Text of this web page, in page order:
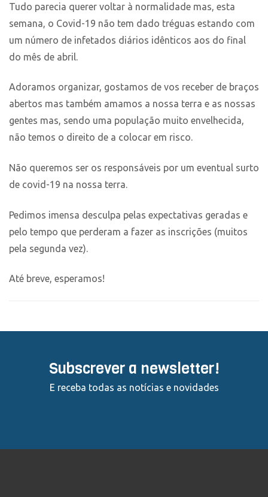
Tudo parecia querer voltar à normalidade mas, esta
semana, o Covid-19 não tem dado tréguas estando com
um número de infetados diários idênticos aos do final
do mês de abril.
Adoramos organizar, gostamos de vos receber de braços
abertos mas também amamos a nossa terra e as nossas
gentes mas, sendo uma população muito envelhecida,
não temos o direito de a colocar em risco.
Não queremos ser os responsáveis por um eventual surto
de covid-19 na nossa terra.
Pedimos imensa desculpa pelas expectativas geradas e
pelo tempo que perderam a fazer as inscrições (muitos
pela segunda vez).
Até breve, esperamos!
Subscrever a newsletter!
E receba todas as notícias e novidades